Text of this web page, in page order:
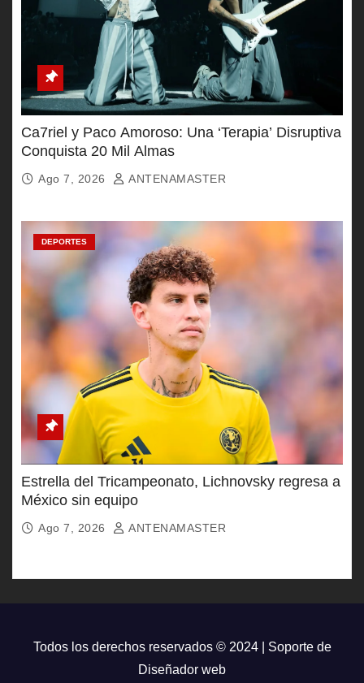
Ca7riel y Paco Amoroso: Una ‘Terapia’ Disruptiva
Conquista 20 Mil Almas
Ago 7, 2026 ANTENAMASTER
DEPORTES
Estrella del Tricampeonato, Lichnovsky regresa a
México sin equipo
Ago 7, 2026 ANTENAMASTER
Todos los derechos reservados © 2024 | Soporte de
Diseñador web